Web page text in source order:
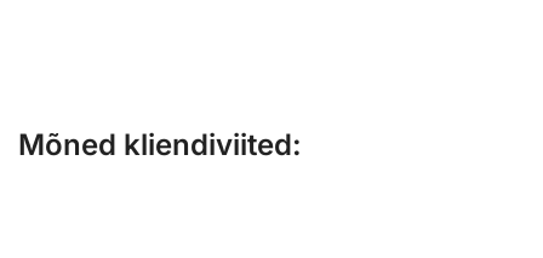
Mõned kliendiviited: